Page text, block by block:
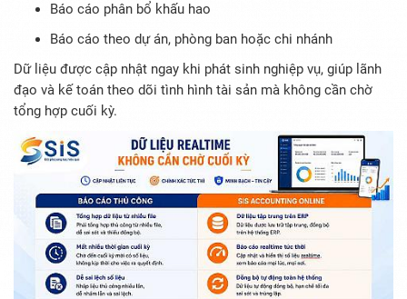
Báo cáo phân bổ khấu hao
Báo cáo theo dự án, phòng ban hoặc chi nhánh
Dữ liệu được cập nhật ngay khi phát sinh nghiệp vụ, giúp lãnh
đạo và kế toán theo dõi tình hình tài sản mà không cần chờ
tổng hợp cuối kỳ.